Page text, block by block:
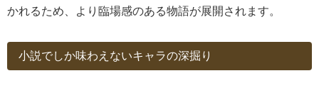
かれるため、より臨場感のある物語が展開されます。
小説でしか味わえないキャラの深掘り